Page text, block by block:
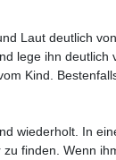
Laut deutlich
lege ihn
Kind.
wiederholt. In
finden. Wenn